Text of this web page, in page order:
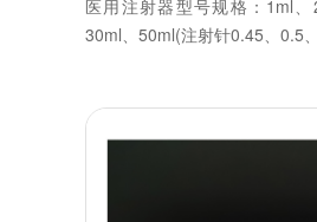
医用注射器型号规格：1ml、
30ml、50ml(注射针0.45、0.5